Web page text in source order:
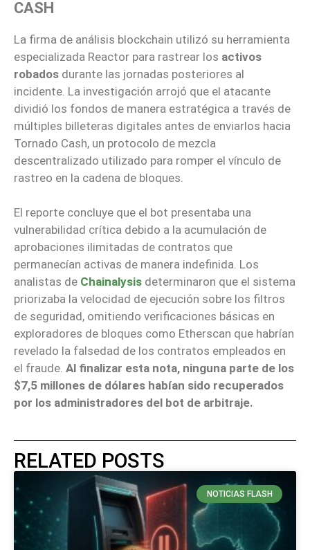
CASH
La firma de análisis blockchain utilizó su herramienta
especializada Reactor para rastrear los activos
robados durante las jornadas posteriores al
incidente. La investigación arrojó que el atacante
dividió los fondos de manera estratégica a través de
múltiples billeteras digitales antes de enviarlos hacia
Tornado Cash, un protocolo de mezcla
descentralizado utilizado para romper el vínculo de
rastreo en la cadena de bloques.
El reporte concluye que el bot presentaba una
vulnerabilidad crítica debido a la acumulación de
aprobaciones ilimitadas de contratos que
permanecían activas de manera indefinida. Los
analistas de Chainalysis determinaron que el sistema
priorizaba la velocidad de ejecución sobre los filtros
de seguridad, omitiendo verificaciones básicas en
exploradores de bloques como Etherscan que habrían
revelado la falsedad de los contratos empleados en
el fraude. Al finalizar esta nota, ninguna parte de los
$7,5 millones de dólares habían sido recuperados
por los administradores del bot de arbitraje.
RELATED POSTS
NOTICIAS FLASH